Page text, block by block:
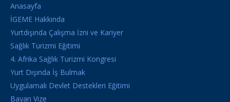
Anasayfa
İGEME Hakkında
Yurtdışında Çalışma İzni ve Kariyer
Sağlık Turizmi Eğitimi
4. Afrika Sağlık Turizmi Kongresi
Yurt Dışında İş Bulmak
Uygulamalı Devlet Destekleri Eğitimi
Bayan Vize